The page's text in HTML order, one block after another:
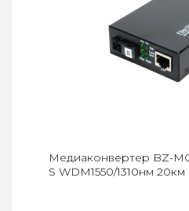
Медиаконвертер BZ-
S WDM1550/1310нм 20км